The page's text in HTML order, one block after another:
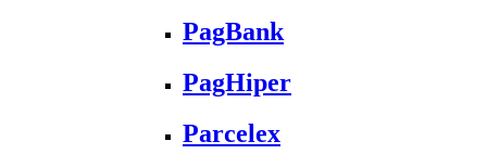
PagBank
PagHiper
Parcelex